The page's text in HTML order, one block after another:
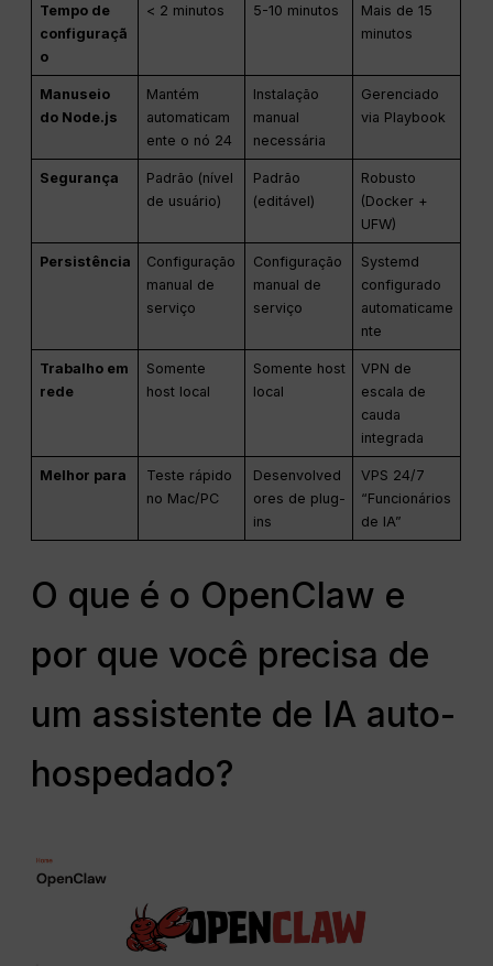
Tempo de
configuraçã
o
< 2 minutos 5-10 minutos
Mais de 15
minutos
Manuseio
do Node.js
Mantém
automaticam
ente o nó 24
Instalação
manual
necessária
Gerenciado
via Playbook
Segurança
Padrão (nível
de usuário)
Padrão
(editável)
Robusto
(Docker +
UFW)
Persistência
Configuração
manual de
serviço
Configuração
manual de
serviço
Systemd
configurado
automaticame
nte
Trabalho em
rede
Somente
host local
Somente host
local
VPN de
escala de
cauda
integrada
Melhor para
Teste rápido
no Mac/PC
Desenvolved
ores de plug-
ins
VPS 24/7
“Funcionários
de IA”
O que é o OpenClaw e
por que você precisa de
um assistente de IA auto-
hospedado?